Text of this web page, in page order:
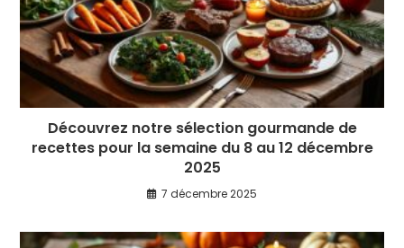
Découvrez notre sélection gourmande de
recettes pour la semaine du 8 au 12 décembre
2025
7 décembre 2025